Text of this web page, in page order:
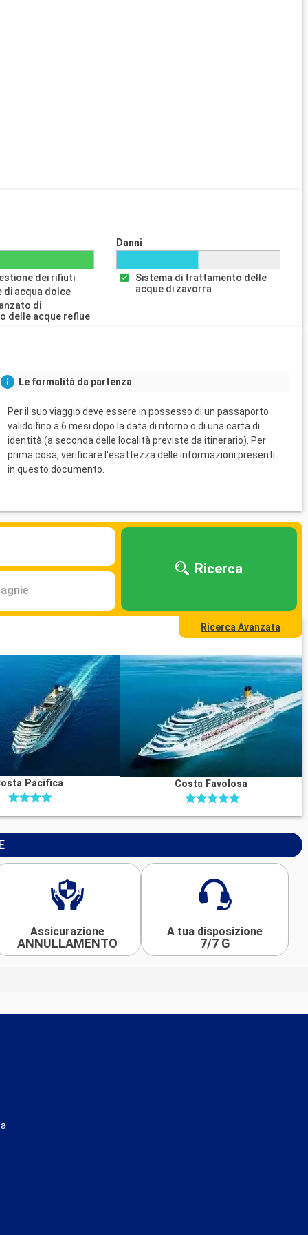
dei rifiuti
di acqua dolce
di
delle acque reflue
Danni
Sistema di trattamento delle
acque di zavorra
Le formalità da partenza
Per il suo viaggio deve essere in possesso di un passaporto
valido fino a 6 mesi dopo la data di ritorno o di una carta di
identità (a seconda delle località previste da itinerario). Per
prima cosa, verificare l'esattezza delle informazioni presenti
in questo documento.
Ricerca
Ricerca Avanzata
Pacifica Costa Favolosa
Assicurazione
ANNULLAMENTO
A tua disposizione
7/7 G